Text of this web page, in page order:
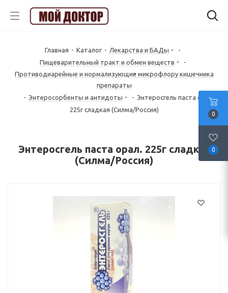
Главная - Каталог - Лекарства и БАДы
-
Пищеварительный тракт и обмен веществ
-
Противодиарейные и нормализующие микрофлору кишечника
препараты
- Энтеросорбенты и антидоты - Энтеросгель паста орал.
225г сладкая (Силма/Россия)
Энтеросгель паста орал. 225г сладкая
(Силма/Россия)
0
0